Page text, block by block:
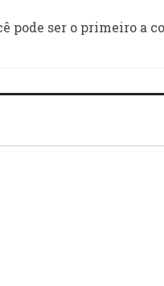
pode ser o primeiro a